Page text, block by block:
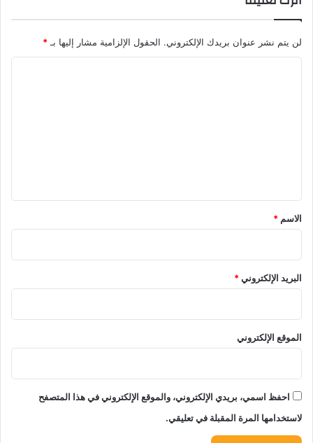
لن يتم نشر عنوان بريدك الإلكتروني. الحقول الإلزامية مشار إليها بـ *
*
الاسم *
البريد الإلكتروني*
الموقع الإلكتروني
احفظ اسمي، بريدي الإلكتروني، والموقع الإلكتروني في هذا المتصفح
لاستخدامها المرة المقبلة في تعليقي.